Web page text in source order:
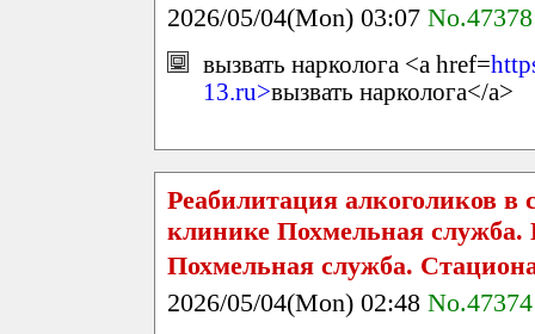
2026/05/04(Mon) 03:07 No.47378
вызвать нарколога <a href=
13.ru>вызвать нарколога</a>
Реабилитация алкоголиков в
клинике Похмельная
Похмельная служба.
2026/05/04(Mon) 02:48 No.47374